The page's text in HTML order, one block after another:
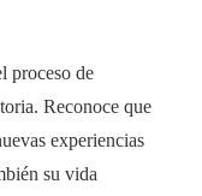
proceso de
Reconoce que
experiencias
su vida